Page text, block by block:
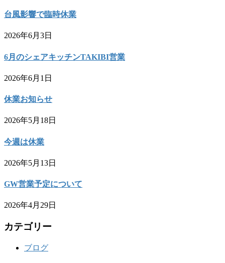
台風影響で臨時休業
2026年6月3日
6月のシェアキッチンTAKIBI営業
2026年6月1日
休業お知らせ
2026年5月18日
今週は休業
2026年5月13日
GW営業予定について
2026年4月29日
カテゴリー
ブログ